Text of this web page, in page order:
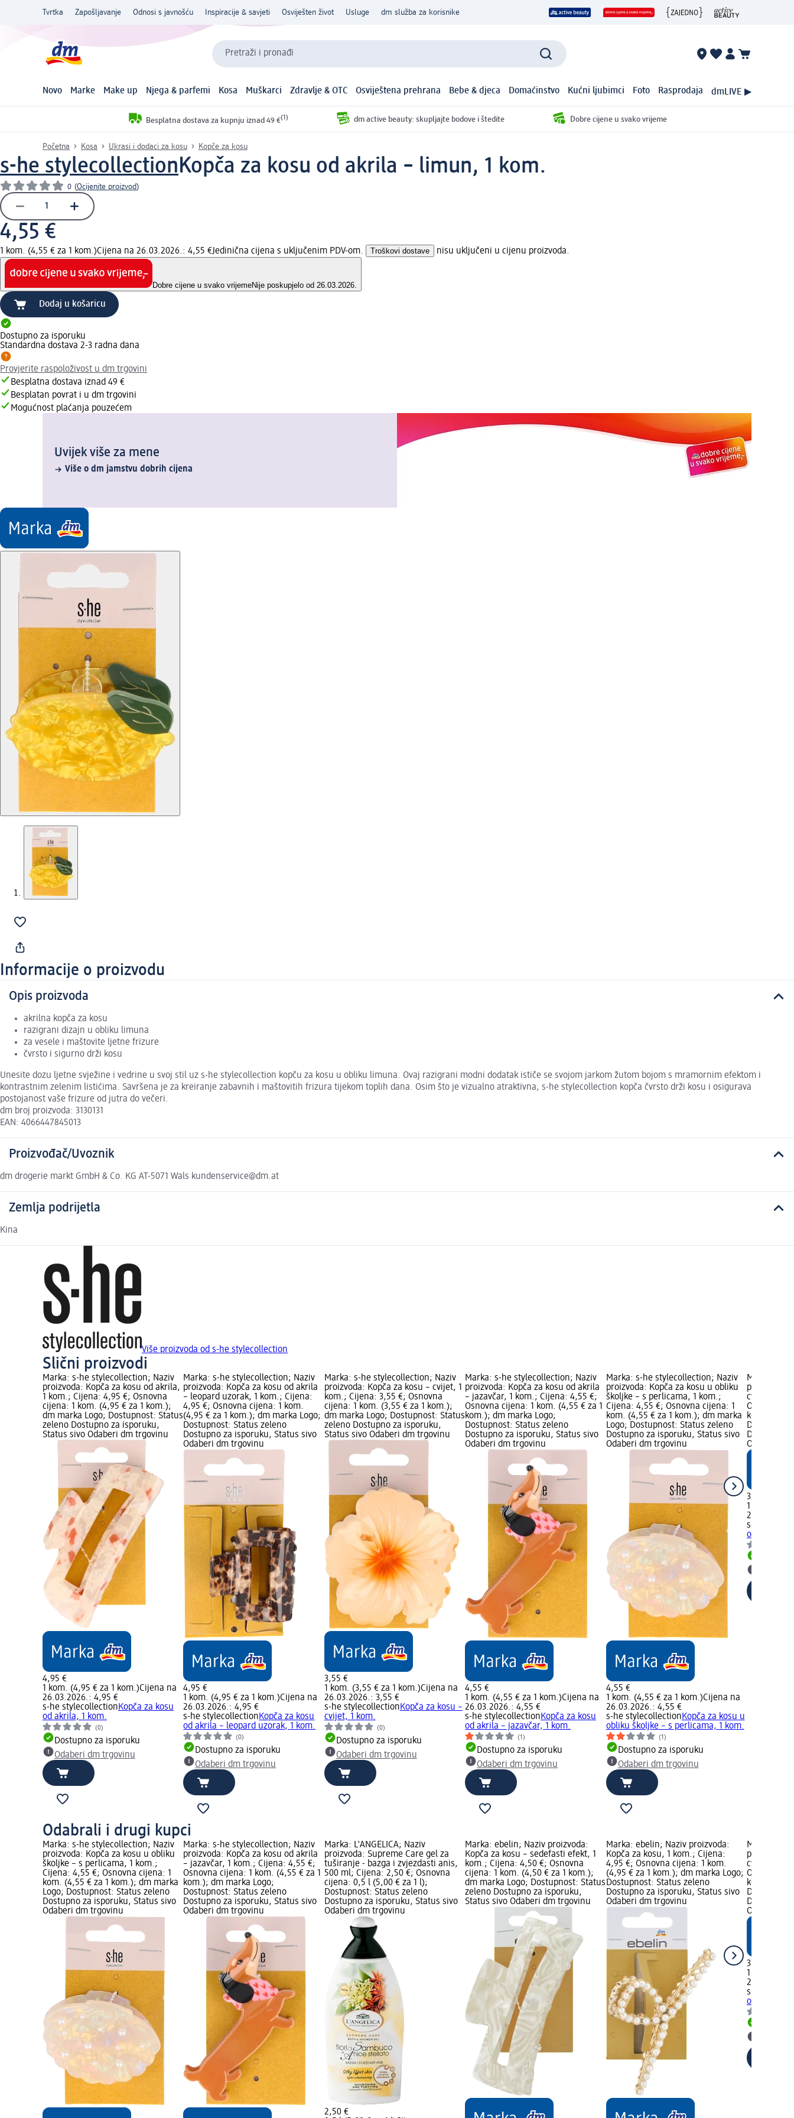
Tvrtka Zapošljavanje Odnosi s javnošću Inspiracije & savjeti Osviješten život Usluge dm služba za korisnike
Pretraži i pronađi
Novo Marke Make up Njega & parfemi Kosa Muškarci Zdravlje & OTC Osviještena prehrana Bebe & djeca Domaćinstvo Kućni ljubimci Foto Rasprodaja dmLIVE ▶
Besplatna dostava za kupnju iznad 49 €(1) dm active beauty: skupljajte bodove i štedite Dobre cijene u svako vrijeme
Početna Kosa Ukrasi i dodaci za kosu Kopče za kosu
s-he stylecollectionKopča za kosu od akrila – limun, 1 kom.
0 (Ocijenite proizvod)
4,55 €
1 kom. (4,55 € za 1 kom.)Cijena na 26.03.2026.: 4,55 €Jedinična cijena s uključenim PDV-om. Troškovi dostave nisu uključeni u cijenu proizvoda.
Dobre cijene u svako vrijemeNije poskupjelo od 26.03.2026.
Dodaj u košaricu
Dostupno za isporuku
Standardna dostava 2-3 radna dana
Provjerite raspoloživost u dm trgovini
Besplatna dostava iznad 49 €
Besplatan povrat i u dm trgovini
Mogućnost plaćanja pouzećem
Uvijek više za mene
Više o dm jamstvu dobrih cijena
Informacije o proizvodu
Opis proizvoda
akrilna kopča za kosu
razigrani dizajn u obliku limuna
za vesele i maštovite ljetne frizure
čvrsto i sigurno drži kosu
Unesite dozu ljetne svježine i vedrine u svoj stil uz s-he stylecollection kopču za kosu u obliku limuna. Ovaj razigrani modni dodatak ističe se svojom jarkom žutom bojom s mramornim efektom i
kontrastnim zelenim listićima. Savršena je za kreiranje zabavnih i maštovitih frizura tijekom toplih dana. Osim što je vizualno atraktivna, s-he stylecollection kopča čvrsto drži kosu i osigurava
postojanost vaše frizure od jutra do večeri.
dm broj proizvoda: 3130131
EAN: 4066447845013
Proizvođač/Uvoznik
dm drogerie markt GmbH & Co. KG AT-5071 Wals kundenservice@dm.at
Zemlja podrijetla
Kina
Više proizvoda od s-he stylecollection
Slični proizvodi
Marka: s-he stylecollection; Naziv
proizvoda: Kopča za kosu od akrila,
1 kom.; Cijena: 4,95 €; Osnovna
cijena: 1 kom. (4,95 € za 1 kom.);
dm marka Logo; Dostupnost: Status
zeleno Dostupno za isporuku,
Status sivo Odaberi dm trgovinu
4,95 €
1 kom. (4,95 € za 1 kom.)Cijena na
26.03.2026.: 4,95 €
s-he stylecollectionKopča za kosu
od akrila, 1 kom.
(0)
Dostupno za isporuku
Odaberi dm trgovinu
Marka: s-he stylecollection; Naziv
proizvoda: Kopča za kosu od akrila
– leopard uzorak, 1 kom.; Cijena:
4,95 €; Osnovna cijena: 1 kom.
(4,95 € za 1 kom.); dm marka Logo;
Dostupnost: Status zeleno
Dostupno za isporuku, Status sivo
Odaberi dm trgovinu
4,95 €
1 kom. (4,95 € za 1 kom.)Cijena na
26.03.2026.: 4,95 €
s-he stylecollectionKopča za kosu
od akrila – leopard uzorak, 1 kom.
(0)
Dostupno za isporuku
Odaberi dm trgovinu
Marka: s-he stylecollection; Naziv
proizvoda: Kopča za kosu – cvijet, 1
kom.; Cijena: 3,55 €; Osnovna
cijena: 1 kom. (3,55 € za 1 kom.);
dm marka Logo; Dostupnost: Status
zeleno Dostupno za isporuku,
Status sivo Odaberi dm trgovinu
3,55 €
1 kom. (3,55 € za 1 kom.)Cijena na
26.03.2026.: 3,55 €
s-he stylecollectionKopča za kosu –
cvijet, 1 kom.
(0)
Dostupno za isporuku
Odaberi dm trgovinu
Marka: s-he stylecollection; Naziv
proizvoda: Kopča za kosu od akrila
– jazavčar, 1 kom.; Cijena: 4,55 €;
Osnovna cijena: 1 kom. (4,55 € za 1
kom.); dm marka Logo;
Dostupnost: Status zeleno
Dostupno za isporuku, Status sivo
Odaberi dm trgovinu
4,55 €
1 kom. (4,55 € za 1 kom.)Cijena na
26.03.2026.: 4,55 €
s-he stylecollectionKopča za kosu
od akrila – jazavčar, 1 kom.
(1)
Dostupno za isporuku
Odaberi dm trgovinu
Marka: s-he stylecollection; Naziv
proizvoda: Kopča za kosu u obliku
školjke – s perlicama, 1 kom.;
Cijena: 4,55 €; Osnovna cijena: 1
kom. (4,55 € za 1 kom.); dm marka
Logo; Dostupnost: Status zeleno
Dostupno za isporuku, Status sivo
Odaberi dm trgovinu
4,55 €
1 kom. (4,55 € za 1 kom.)Cijena na
26.03.2026.: 4,55 €
s-he stylecollectionKopča za kosu u
obliku školjke – s perlicama, 1 kom.
(1)
Dostupno za isporuku
Odaberi dm trgovinu
Marka: s-
proizvoda:
cvijeta, 1
Osnovna
kom.); dm
Dostupno
Odaberi
3,55 €
1 kom.
s-he
obliku
Odabrali i drugi kupci
Marka: s-he stylecollection; Naziv
proizvoda: Kopča za kosu u obliku
školjke – s perlicama, 1 kom.;
Cijena: 4,55 €; Osnovna cijena: 1
kom. (4,55 € za 1 kom.); dm marka
Logo; Dostupnost: Status zeleno
Dostupno za isporuku, Status sivo
Odaberi dm trgovinu
Marka: s-he stylecollection; Naziv
proizvoda: Kopča za kosu od akrila
– jazavčar, 1 kom.; Cijena: 4,55 €;
Osnovna cijena: 1 kom. (4,55 € za 1
kom.); dm marka Logo;
Dostupnost: Status zeleno
Dostupno za isporuku, Status sivo
Odaberi dm trgovinu
Marka: L'ANGELICA; Naziv
proizvoda: Supreme Care gel za
tuširanje - bazga i zvjezdasti anis,
500 ml; Cijena: 2,50 €; Osnovna
cijena: 0,5 l (5,00 € za 1 l);
Dostupnost: Status zeleno
Dostupno za isporuku, Status sivo
Odaberi dm trgovinu
2,50 €
Marka: ebelin; Naziv proizvoda:
Kopča za kosu – sedefasti efekt, 1
kom.; Cijena: 4,50 €; Osnovna
cijena: 1 kom. (4,50 € za 1 kom.);
dm marka Logo; Dostupnost: Status
zeleno Dostupno za isporuku,
Status sivo Odaberi dm trgovinu
Marka: ebelin; Naziv proizvoda:
Kopča za kosu, 1 kom.; Cijena:
4,95 €; Osnovna cijena: 1 kom.
(4,95 € za 1 kom.); dm marka Logo;
Dostupnost: Status zeleno
Dostupno za isporuku, Status sivo
Odaberi dm trgovinu
Marka: s-
proizvoda:
cvijeta, 1
Osnovna
kom.); dm
Dostupno
Odaberi
3,55 €
1 kom.
s-he
obliku